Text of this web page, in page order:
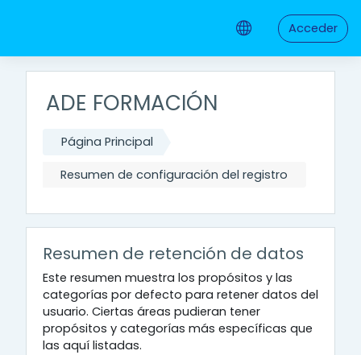
Acceder
ADE FORMACIÓN
Página Principal
Resumen de configuración del registro
Resumen de retención de datos
Este resumen muestra los propósitos y las
categorías por defecto para retener datos del
usuario. Ciertas áreas pudieran tener
propósitos y categorías más específicas que
las aquí listadas.